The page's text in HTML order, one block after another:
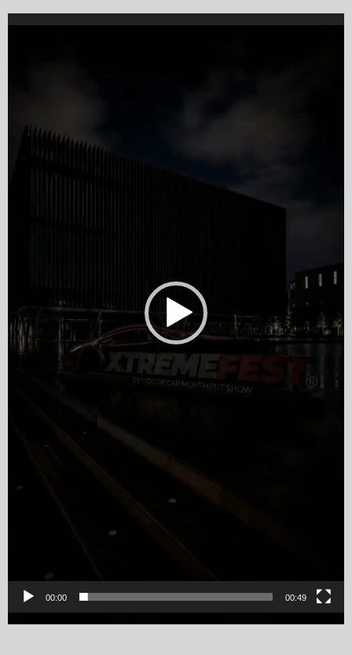
Video
00:00 00:49